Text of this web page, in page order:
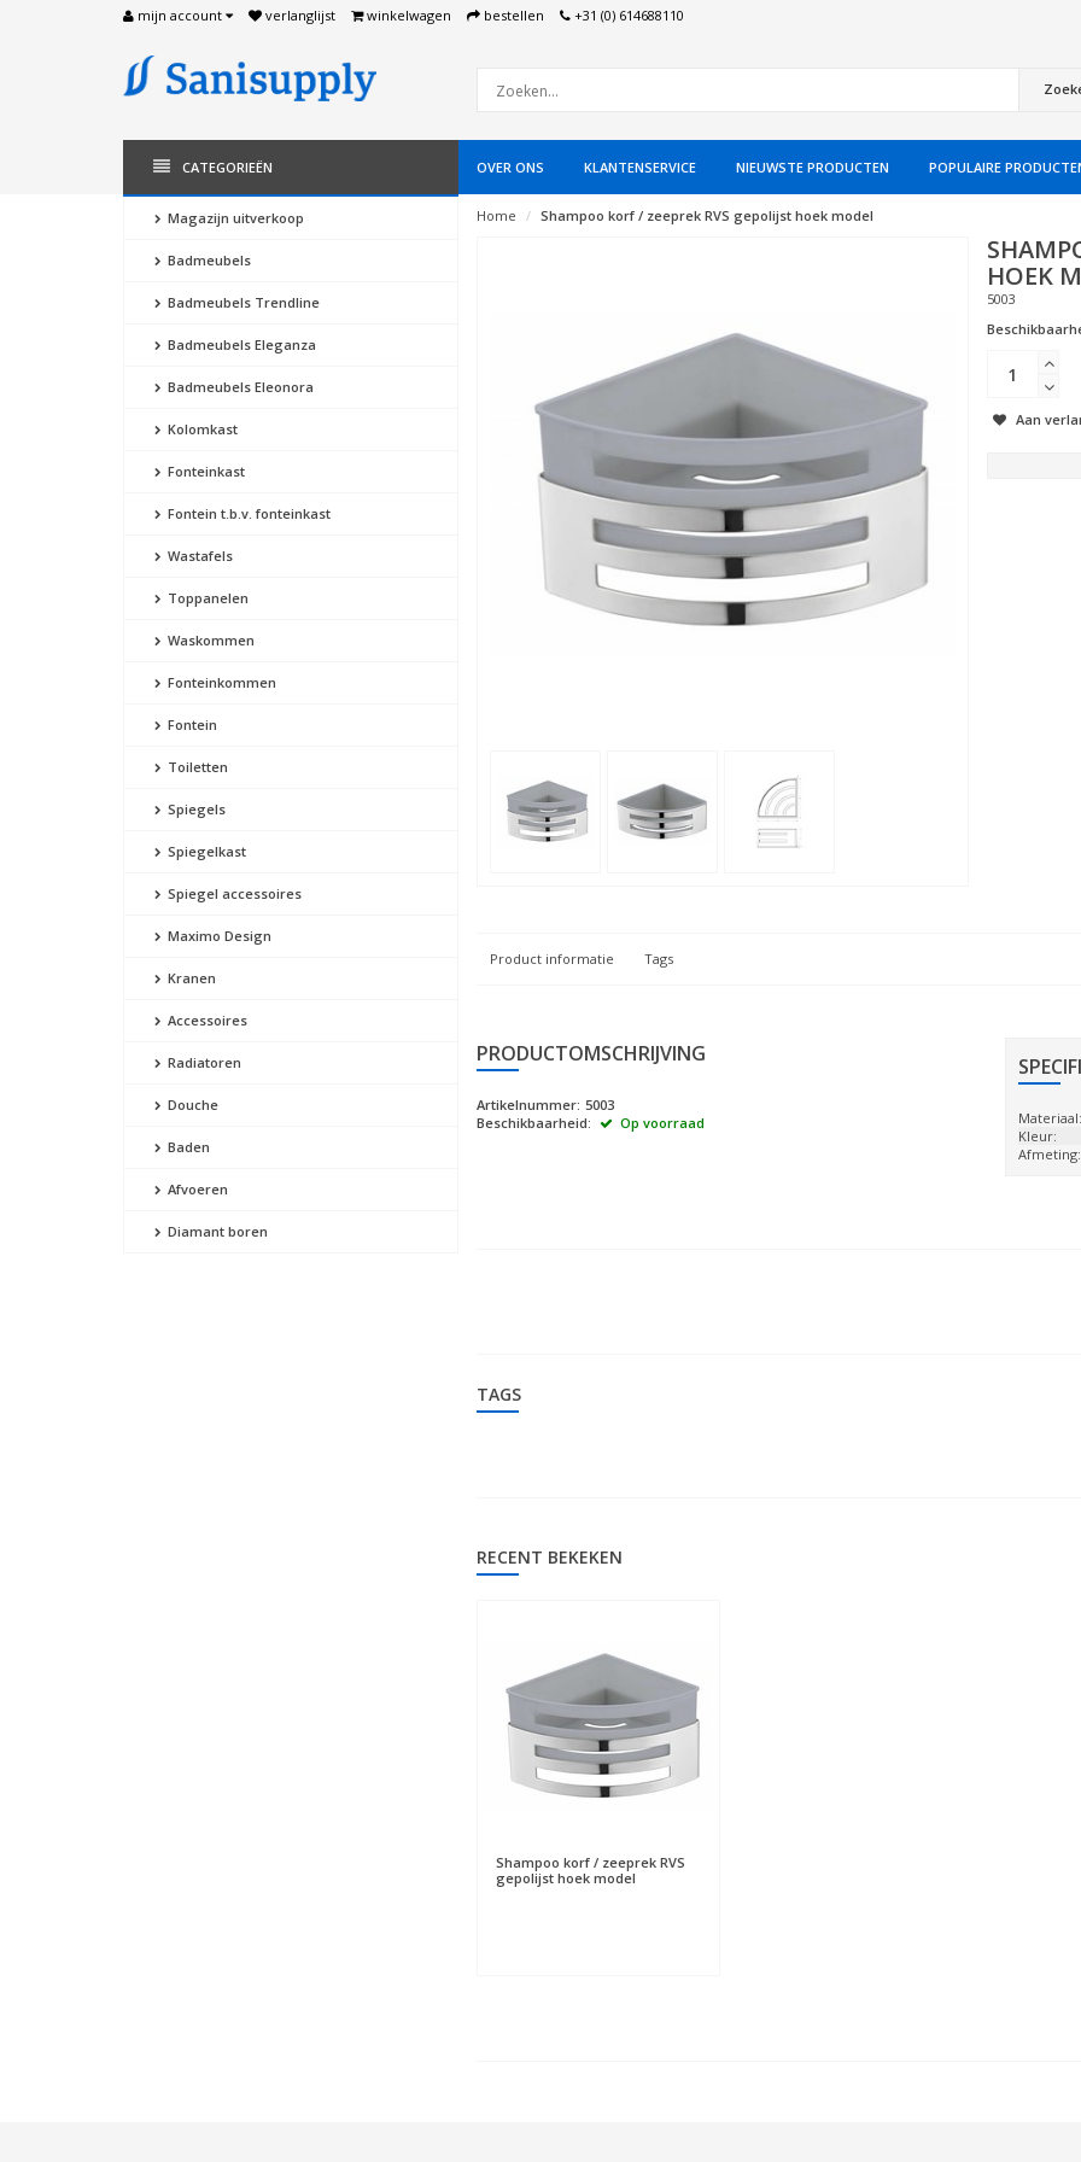
mijn account verlanglijst winkelwagen bestellen +31 (0) 614688110
CATEGORIEËN OVER ONS KLANTENSERVICE NIEUWSTE PRODUCTEN POPULAIRE
Magazijn uitverkoop
Badmeubels
Badmeubels Trendline
Badmeubels Eleganza
Badmeubels Eleonora
Kolomkast
Fonteinkast
Fontein t.b.v. fonteinkast
Wastafels
Toppanelen
Waskommen
Fonteinkommen
Fontein
Toiletten
Spiegels
Spiegelkast
Spiegel accessoires
Maximo Design
Kranen
Accessoires
Radiatoren
Douche
Baden
Afvoeren
Diamant boren
Home Shampoo korf / zeeprek RVS gepolijst hoek model
HOEK
5003
Aan
Product informatie Tags
PRODUCTOMSCHRIJVING
Artikelnummer: 5003
Beschikbaarheid:
Op voorraad Materiaal:
Kleur:
Afmeting:
TAGS
RECENT BEKEKEN
Shampoo korf / zeeprek RVS
gepolijst hoek model